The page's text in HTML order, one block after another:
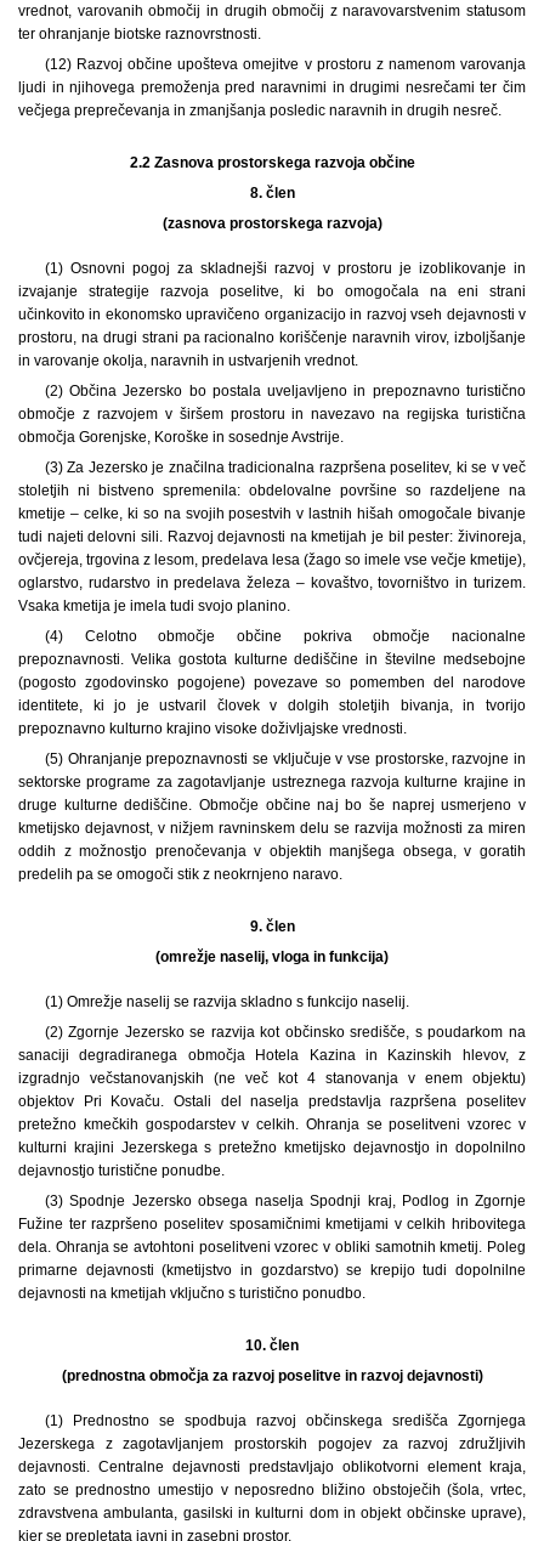
vrednot, varovanih območij in drugih območij z naravovarstvenim statusom
ter ohranjanje biotske raznovrstnosti.
(12) Razvoj občine upošteva omejitve v prostoru z namenom varovanja
ljudi in njihovega premoženja pred naravnimi in drugimi nesrečami ter čim
večjega preprečevanja in zmanjšanja posledic naravnih in drugih nesreč.
2.2 Zasnova prostorskega razvoja občine
8. člen
(zasnova prostorskega razvoja)
(1) Osnovni pogoj za skladnejši razvoj v prostoru je izoblikovanje in
izvajanje strategije razvoja poselitve, ki bo omogočala na eni strani
učinkovito in ekonomsko upravičeno organizacijo in razvoj vseh dejavnosti v
prostoru, na drugi strani pa racionalno koriščenje naravnih virov, izboljšanje
in varovanje okolja, naravnih in ustvarjenih vrednot.
(2) Občina Jezersko bo postala uveljavljeno in prepoznavno turistično
območje z razvojem v širšem prostoru in navezavo na regijska turistična
območja Gorenjske, Koroške in sosednje Avstrije.
(3) Za Jezersko je značilna tradicionalna razpršena poselitev, ki se v več
stoletjih ni bistveno spremenila: obdelovalne površine so razdeljene na
kmetije – celke, ki so na svojih posestvih v lastnih hišah omogočale bivanje
tudi najeti delovni sili. Razvoj dejavnosti na kmetijah je bil pester: živinoreja,
ovčjereja, trgovina z lesom, predelava lesa (žago so imele vse večje kmetije),
oglarstvo, rudarstvo in predelava železa – kovaštvo, tovorništvo in turizem.
Vsaka kmetija je imela tudi svojo planino.
(4) Celotno območje občine pokriva območje nacionalne
prepoznavnosti. Velika gostota kulturne dediščine in številne medsebojne
(pogosto zgodovinsko pogojene) povezave so pomemben del narodove
identitete, ki jo je ustvaril človek v dolgih stoletjih bivanja, in tvorijo
prepoznavno kulturno krajino visoke doživljajske vrednosti.
(5) Ohranjanje prepoznavnosti se vključuje v vse prostorske, razvojne in
sektorske programe za zagotavljanje ustreznega razvoja kulturne krajine in
druge kulturne dediščine. Območje občine naj bo še naprej usmerjeno v
kmetijsko dejavnost, v nižjem ravninskem delu se razvija možnosti za miren
oddih z možnostjo prenočevanja v objektih manjšega obsega, v goratih
predelih pa se omogoči stik z neokrnjeno naravo.
9. člen
(omrežje naselij, vloga in funkcija)
(1) Omrežje naselij se razvija skladno s funkcijo naselij.
(2) Zgornje Jezersko se razvija kot občinsko središče, s poudarkom na
sanaciji degradiranega območja Hotela Kazina in Kazinskih hlevov, z
izgradnjo večstanovanjskih (ne več kot 4 stanovanja v enem objektu)
objektov Pri Kovaču. Ostali del naselja predstavlja razpršena poselitev
pretežno kmečkih gospodarstev v celkih. Ohranja se poselitveni vzorec v
kulturni krajini Jezerskega s pretežno kmetijsko dejavnostjo in dopolnilno
dejavnostjo turistične ponudbe.
(3) Spodnje Jezersko obsega naselja Spodnji kraj, Podlog in Zgornje
Fužine ter razpršeno poselitev sposamičnimi kmetijami v celkih hribovitega
dela. Ohranja se avtohtoni poselitveni vzorec v obliki samotnih kmetij. Poleg
primarne dejavnosti (kmetijstvo in gozdarstvo) se krepijo tudi dopolnilne
dejavnosti na kmetijah vključno s turistično ponudbo.
10. člen
(prednostna območja za razvoj poselitve in razvoj dejavnosti)
(1) Prednostno se spodbuja razvoj občinskega središča Zgornjega
Jezerskega z zagotavljanjem prostorskih pogojev za razvoj združljivih
dejavnosti. Centralne dejavnosti predstavljajo oblikotvorni element kraja,
zato se prednostno umestijo v neposredno bližino obstoječih (šola, vrtec,
zdravstvena ambulanta, gasilski in kulturni dom in objekt občinske uprave),
kjer se prepletata javni in zasebni prostor.